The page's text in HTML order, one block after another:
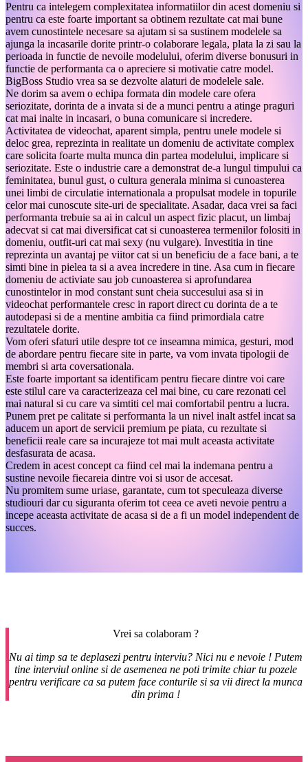
Pentru ca intelegem complexitatea informatiilor din acest domeniu si
pentru ca este foarte important sa obtinem rezultate cat mai bune
avem cunostintele necesare sa ajutam si sa sustinem modelele sa
ajunga la incasarile dorite printr-o colaborare legala, plata la zi sau la
perioada in functie de nevoile modelului, oferim diverse bonusuri in
functie de performanta ca o apreciere si motivatie catre model.
BigBoss Studio vrea sa se dezvolte alaturi de modelele sale.
Ne dorim sa avem o echipa formata din modele care ofera
seriozitate, dorinta de a invata si de a munci pentru a atinge praguri
cat mai inalte in incasari, o buna comunicare si incredere.
Activitatea de videochat, aparent simpla, pentru unele modele si
deloc grea, reprezinta in realitate un domeniu de activitate complex
care solicita foarte multa munca din partea modelului, implicare si
seriozitate. Este o industrie care a demonstrat de-a lungul timpului ca
feminitatea, bunul gust, o cultura generala minima si cunoasterea
unei limbi de circulatie internationala a propulsat modele in topurile
celor mai cunoscute site-uri de specialitate. Asadar, daca vrei sa faci
performanta trebuie sa ai in calcul un aspect fizic placut, un limbaj
adecvat si cat mai diversificat cat si cunoasterea termenilor folositi in
domeniu, outfit-uri cat mai sexy (nu vulgare). Investitia in tine
reprezinta un avantaj pe viitor cat si un beneficiu de a face bani, a te
simti bine in pielea ta si a avea incredere in tine. Asa cum in fiecare
domeniu de activiate sau job cunoasterea si aprofundarea
cunostintelor in mod constant sunt cheia succesului asa si in
videochat performantele cresc in raport direct cu dorinta de a te
autodepasi si de a mentine ambitia ca fiind primordiala catre
rezultatele dorite.
Vom oferi sfaturi utile despre tot ce inseamna mimica, gesturi, mod
de abordare pentru fiecare site in parte, va vom invata tipologii de
membri si arta coversationala.
Este foarte important sa identificam pentru fiecare dintre voi care
este stilul care va caracterizeaza cel mai bine, cu care rezonati cel
mai natural si cu care va simtiti cel mai comfortabil pentru a lucra.
Punem pret pe calitate si performanta la un nivel inalt astfel incat sa
aducem un aport de servicii premium pe piata, cu rezultate si
beneficii reale care sa incurajeze tot mai mult aceasta activitate
desfasurata de acasa.
Credem in acest concept ca fiind cel mai la indemana pentru a
sustine nevoile fiecareia dintre voi si usor de accesat.
Nu promitem sume uriase, garantate, cum tot speculeaza diverse
studiouri dar cu siguranta oferim tot ceea ce aveti nevoie pentru a
incepe aceasta activitate de acasa si de a fi un model independent de
succes.
Vrei sa colaboram ?
Nu ai timp sa te deplasezi pentru interviu? Nici nu e nevoie ! Putem
tine interviul online si de asemenea ne poti trimite chiar tu pozele
pentru verificare ca sa putem face conturile si sa vii direct la munca
din prima !